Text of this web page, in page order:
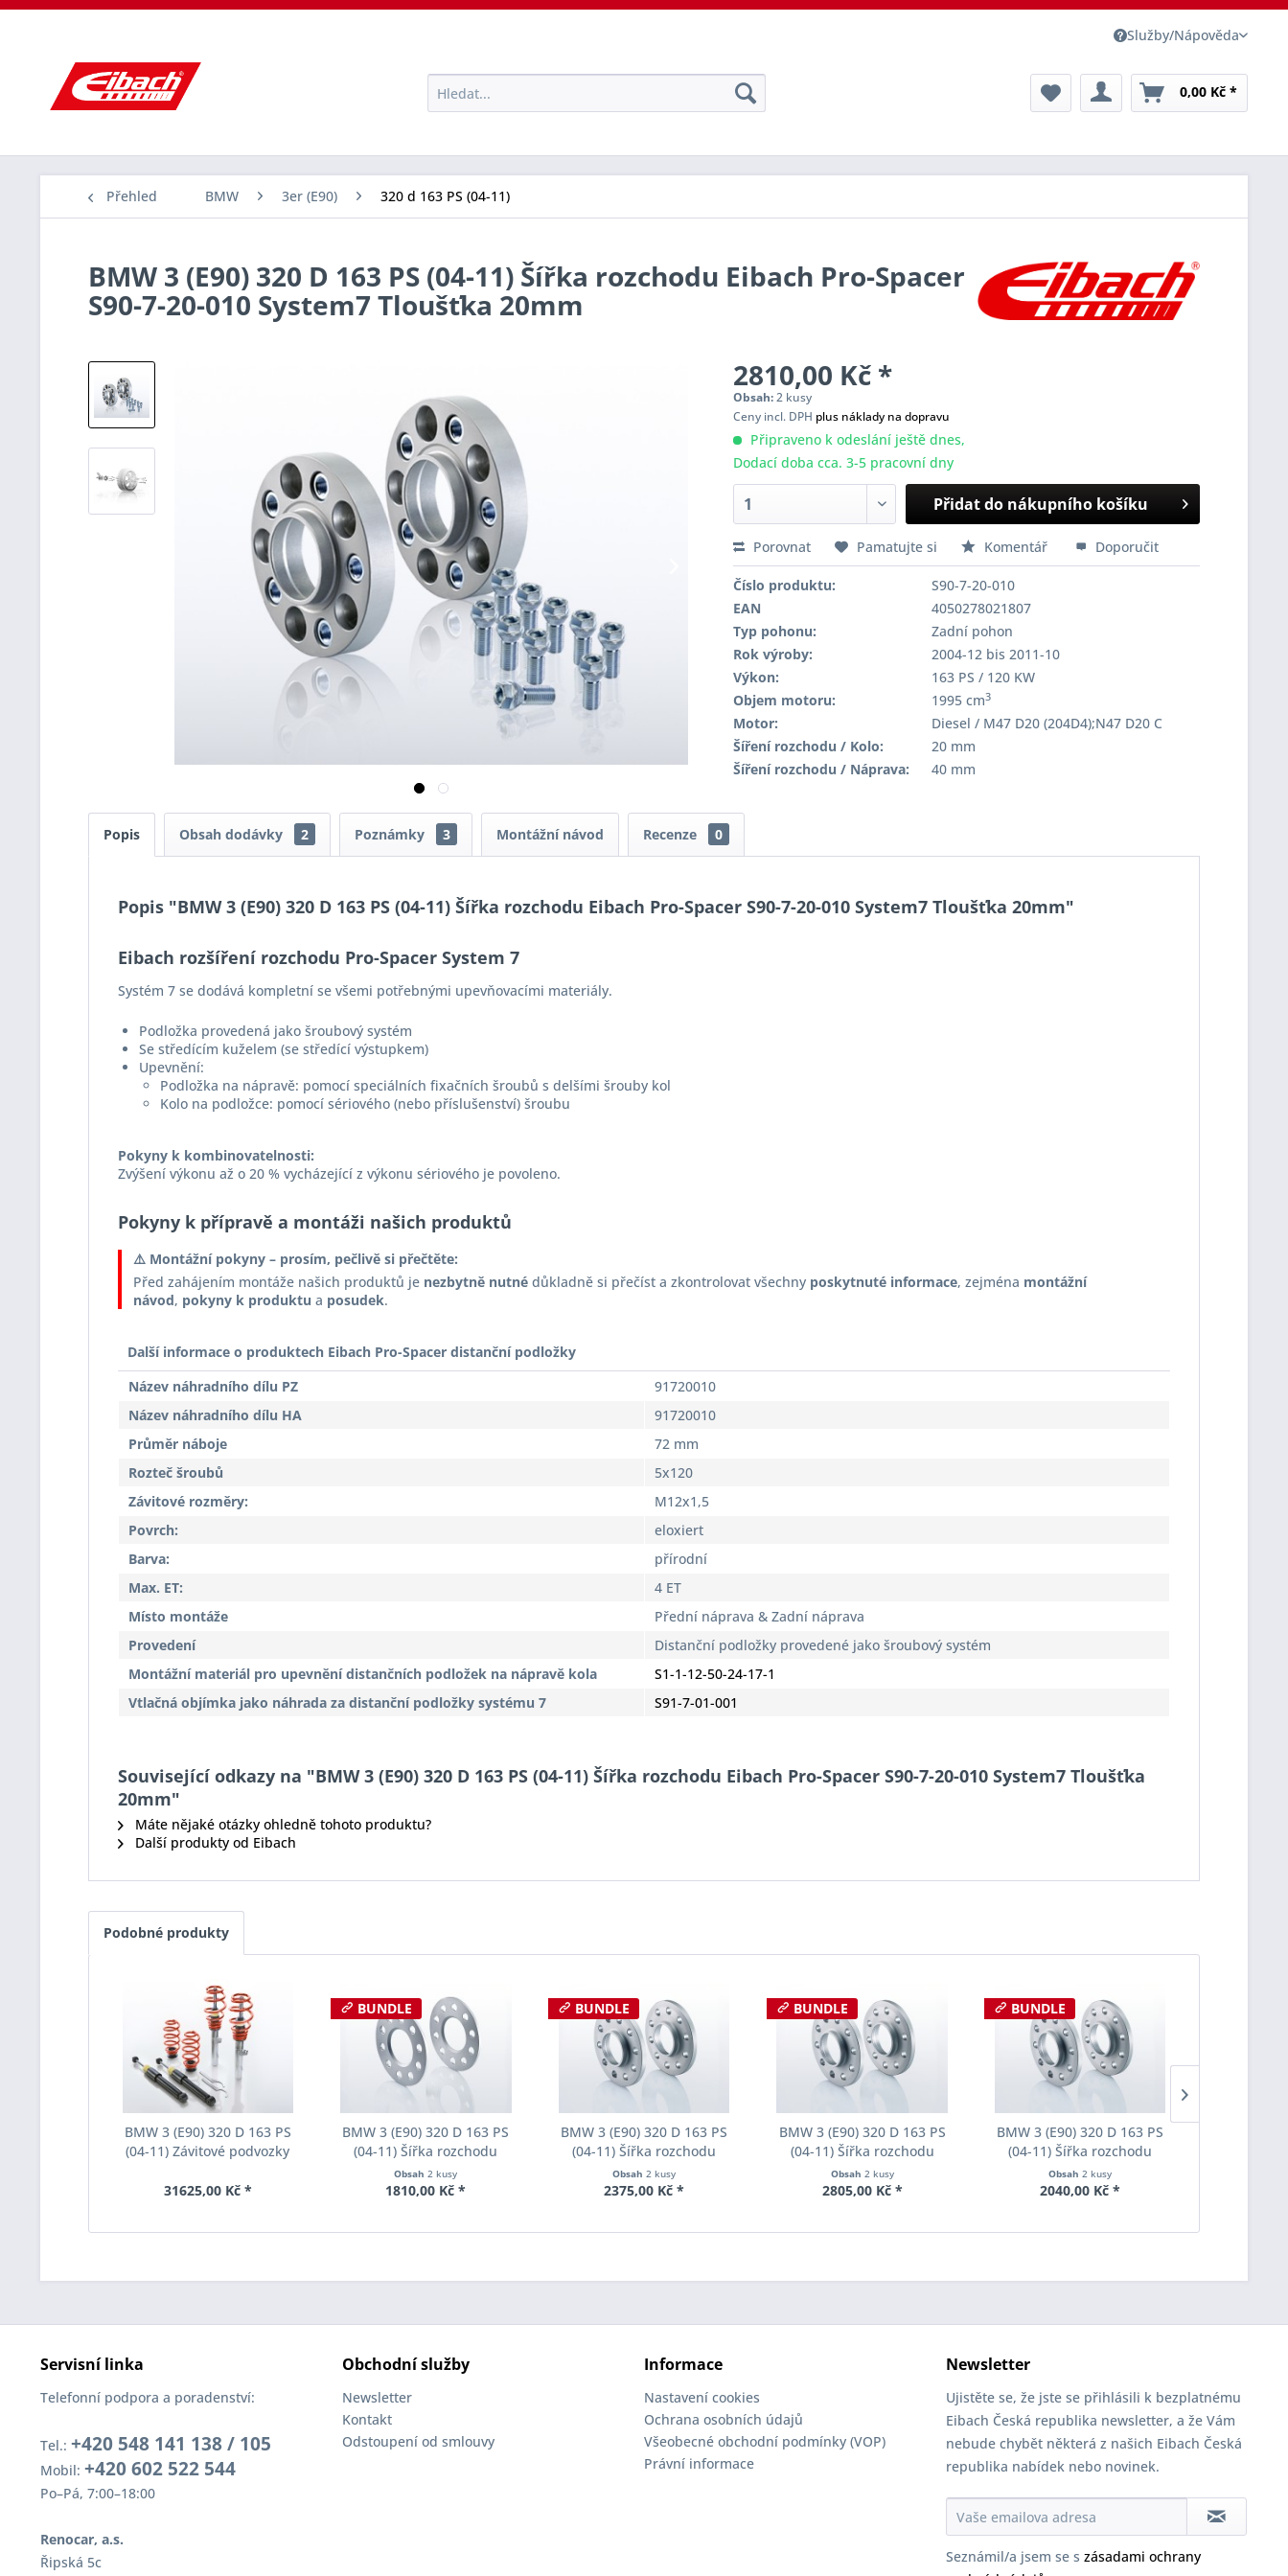
Služby/Nápověda
0,00 Kč *
Přehled BMW 3er (E90) 320 d 163 PS (04-11)
BMW 3 (E90) 320 D 163 PS (04-11) Šířka rozchodu Eibach Pro-Spacer
S90-7-20-010 System7 Tloušťka 20mm
2810,00 Kč *
Obsah:2 kusy
Ceny incl. DPH plus náklady na dopravu
Připraveno k odeslání ještě dnes,
Dodací doba cca. 3-5 pracovní dny
Přidat do nákupního košíku
Porovnat Pamatujte si Komentář Doporučit
Číslo produktu:
S90-7-20-010
EAN
4050278021807
Typ pohonu:
Zadní pohon
Rok výroby:
2004-12 bis 2011-10
Výkon:
163 PS / 120 KW
Objem motoru:
1995 cm3
Motor:
Diesel / M47 D20 (204D4);N47 D20 C
Šíření rozchodu / Kolo:
20 mm
Šíření rozchodu / Náprava:
40 mm
Popis Obsah dodávky 2 Poznámky 3 Montážní návod Recenze 0
Popis "BMW 3 (E90) 320 D 163 PS (04-11) Šířka rozchodu Eibach Pro-Spacer S90-7-20-010 System7 Tloušťka 20mm"
Eibach rozšíření rozchodu Pro-Spacer System 7
Systém 7 se dodává kompletní se všemi potřebnými upevňovacími materiály.
Podložka provedená jako šroubový systém
Se středícím kuželem (se středící výstupkem)
Upevnění:
Podložka na nápravě: pomocí speciálních fixačních šroubů s delšími šrouby kol
Kolo na podložce: pomocí sériového (nebo příslušenství) šroubu
Pokyny k kombinovatelnosti:
Zvýšení výkonu až o 20 % vycházející z výkonu sériového je povoleno.
Pokyny k přípravě a montáži našich produktů
⚠️ Montážní pokyny – prosím, pečlivě si přečtěte:
Před zahájením montáže našich produktů je nezbytně nutné důkladně si přečíst a zkontrolovat všechny poskytnuté informace, zejména montážní
návod, pokyny k produktu a posudek.
Další informace o produktech Eibach Pro-Spacer distanční podložky
Název náhradního dílu PZ
91720010
Název náhradního dílu HA
91720010
Průměr náboje
72 mm
Rozteč šroubů
5x120
Závitové rozměry:
M12x1,5
Povrch:
eloxiert
Barva:
přírodní
Max. ET:
4 ET
Místo montáže
Přední náprava & Zadní náprava
Provedení
Distanční podložky provedené jako šroubový systém
Montážní materiál pro upevnění distančních podložek na nápravě kola
S1-1-12-50-24-17-1
Vtlačná objímka jako náhrada za distanční podložky systému 7
S91-7-01-001
Související odkazy na "BMW 3 (E90) 320 D 163 PS (04-11) Šířka rozchodu Eibach Pro-Spacer S90-7-20-010 System7 Tloušťka
20mm"
Máte nějaké otázky ohledně tohoto produktu?
Další produkty od Eibach
Podobné produkty
BMW 3 (E90) 320 D 163 PS
(04-11) Závitové podvozky
PSS65-20-013-01-22
31625,00 Kč *
BUNDLE
BMW 3 (E90) 320 D 163 PS
(04-11) Šířka rozchodu
Eibach Pro-Spacer S90-1-05-
017 System1 Tloušťka 5mm
Obsah2 kusy
1810,00 Kč *
BUNDLE
BMW 3 (E90) 320 D 163 PS
(04-11) Šířka rozchodu
Eibach Pro-Spacer S90-2-10-
004 System2 Tloušťka 10mm
Obsah 2 kusy
2375,00 Kč *
BUNDLE
BMW 3 (E90) 320 D 163 PS
(04-11) Šířka rozchodu
Eibach Pro-Spacer S90-2-12-
002 System2 Tloušťka 12mm
Obsah 2 kusy
2805,00 Kč *
BUNDLE
BMW 3 (E90) 320 D 163 PS
(04-11) Šířka rozchodu
Eibach Pro-Spacer S90-2-15-
001 System2 Tloušťka 15mm
Obsah2 kusy
2040,00 Kč *
Servisní linka
Telefonní podpora a poradenství:
Tel.: +420 548 141 138 / 105
Mobil: +420 602 522 544
Po–Pá, 7:00–18:00
Renocar, a.s.
Řipská 5c
Obchodní služby
Newsletter
Kontakt
Odstoupení od smlouvy
Informace
Nastavení cookies
Ochrana osobních údajů
Všeobecné obchodní podmínky (VOP)
Právní informace
Newsletter
Ujistěte se, že jste se přihlásili k bezplatnému
Eibach Česká republika newsletter, a že Vám
nebude chybět některá z našich Eibach Česká
republika nabídek nebo novinek.
Seznámil/a jsem se s zásadami ochrany